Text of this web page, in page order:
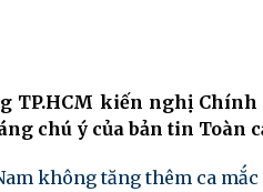
TP.HCM kiến nghị
chú ý của bản tin Toàn
không tăng thêm ca